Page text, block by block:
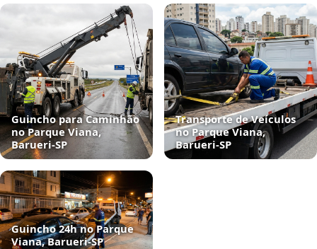
Guincho para Caminhão
no Parque Viana,
Barueri‑SP
Transporte de Veículos
no Parque Viana,
Barueri‑SP
Guincho 24h no Parque
Viana, Barueri‑SP